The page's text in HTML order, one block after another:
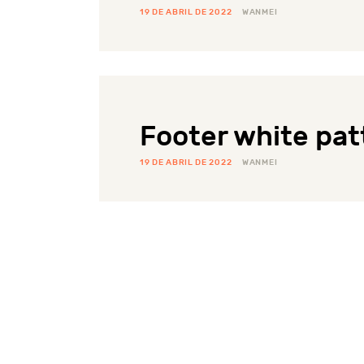
19 DE ABRIL DE 2022 WANMEI
Footer white
19 DE ABRIL DE 2022 WANMEI